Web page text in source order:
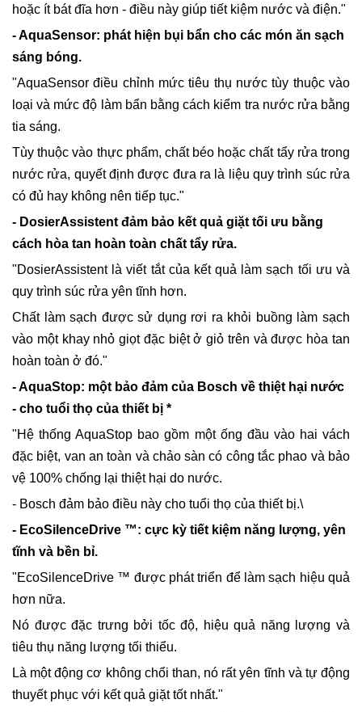
hoặc ít bát đĩa hơn - điều này giúp tiết kiệm nước và điện."
- AquaSensor: phát hiện bụi bẩn cho các món ăn sạch
sáng bóng.
"AquaSensor điều chỉnh mức tiêu thụ nước tùy thuộc vào
loại và mức độ làm bẩn bằng cách kiểm tra nước rửa bằng
tia sáng.
Tùy thuộc vào thực phẩm, chất béo hoặc chất tẩy rửa trong
nước rửa, quyết định được đưa ra là liệu quy trình súc rửa
có đủ hay không nên tiếp tục."
- DosierAssistent đảm bảo kết quả giặt tối ưu bằng
cách hòa tan hoàn toàn chất tẩy rửa.
"DosierAssistent là viết tắt của kết quả làm sạch tối ưu và
quy trình súc rửa yên tĩnh hơn.
Chất làm sạch được sử dụng rơi ra khỏi buồng làm sạch
vào một khay nhỏ giọt đặc biệt ở giỏ trên và được hòa tan
hoàn toàn ở đó."
- AquaStop: một bảo đảm của Bosch về thiệt hại nước
- cho tuổi thọ của thiết bị *
"Hệ thống AquaStop bao gồm một ống đầu vào hai vách
đặc biệt, van an toàn và chảo sàn có công tắc phao và bảo
vệ 100% chống lại thiệt hại do nước.
- Bosch đảm bảo điều này cho tuổi thọ của thiết bị.\
- EcoSilenceDrive ™: cực kỳ tiết kiệm năng lượng, yên
tĩnh và bền bỉ.
"EcoSilenceDrive ™ được phát triển để làm sạch hiệu quả
hơn nữa.
Nó được đặc trưng bởi tốc độ, hiệu quả năng lượng và
tiêu thụ năng lượng tối thiểu.
Là một động cơ không chổi than, nó rất yên tĩnh và tự động
thuyết phục với kết quả giặt tốt nhất."